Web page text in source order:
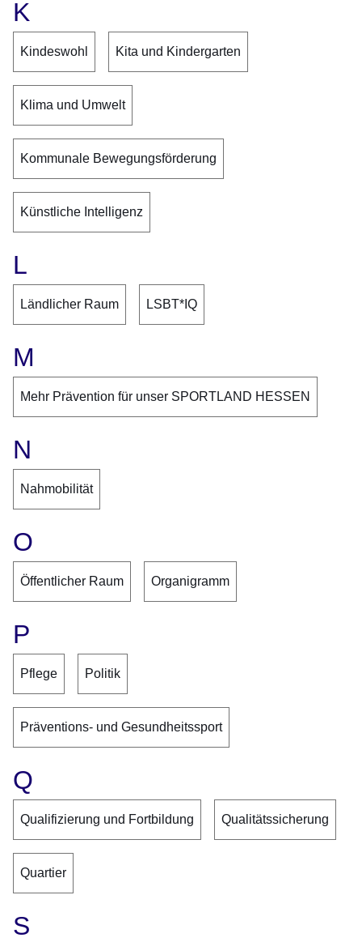
K
Kindeswohl Kita und Kindergarten
Klima und Umwelt
Kommunale Bewegungsförderung
Künstliche Intelligenz
L
Ländlicher Raum LSBT*IQ
M
Mehr Prävention für unser SPORTLAND HESSEN
N
Nahmobilität
O
Öffentlicher Raum Organigramm
P
Pflege Politik
Präventions- und Gesundheitssport
Q
Qualifizierung und Fortbildung Qualitätssicherung
Quartier
S